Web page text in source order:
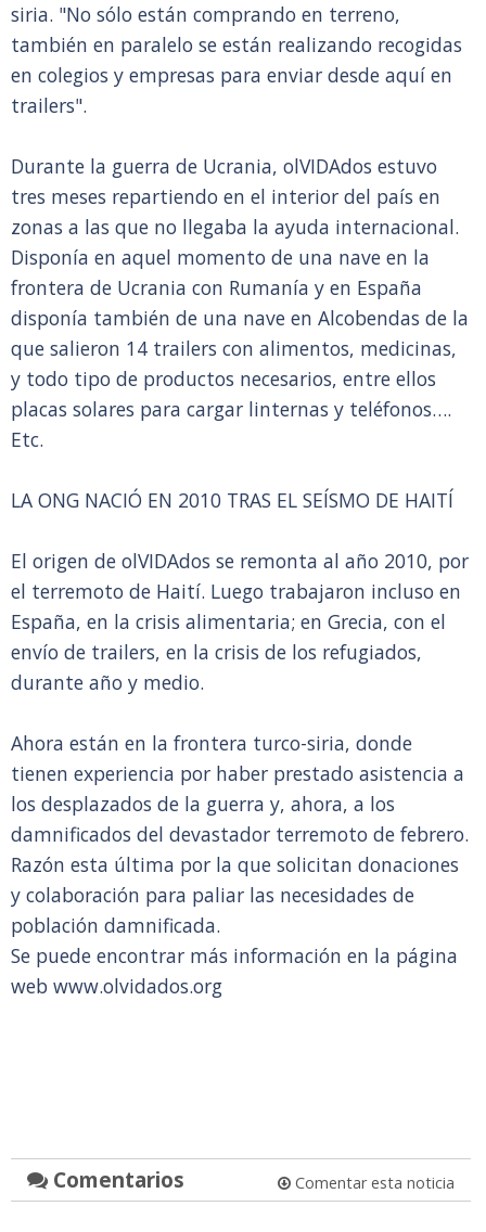
siria. "No sólo están comprando en terreno,
también en paralelo se están realizando recogidas
en colegios y empresas para enviar desde aquí en
trailers".
Durante la guerra de Ucrania, olVIDAdos estuvo
tres meses repartiendo en el interior del país en
zonas a las que no llegaba la ayuda internacional.
Disponía en aquel momento de una nave en la
frontera de Ucrania con Rumanía y en España
disponía también de una nave en Alcobendas de la
que salieron 14 trailers con alimentos, medicinas,
y todo tipo de productos necesarios, entre ellos
placas solares para cargar linternas y teléfonos….
Etc.
LA ONG NACIÓ EN 2010 TRAS EL SEÍSMO DE HAITÍ
El origen de olVIDAdos se remonta al año 2010, por
el terremoto de Haití. Luego trabajaron incluso en
España, en la crisis alimentaria; en Grecia, con el
envío de trailers, en la crisis de los refugiados,
durante año y medio.
Ahora están en la frontera turco-siria, donde
tienen experiencia por haber prestado asistencia a
los desplazados de la guerra y, ahora, a los
damnificados del devastador terremoto de febrero.
Razón esta última por la que solicitan donaciones
y colaboración para paliar las necesidades de
población damnificada.
Se puede encontrar más información en la página
web www.olvidados.org
Comentarios Comentar esta noticia